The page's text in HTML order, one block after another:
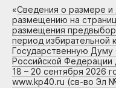
«Сведения о размере и
размещению на
размещения
период избирательной
Государственную
Российской Федерации
18 – 20 сентября 2026
www.kp40.ru (св-во Эл